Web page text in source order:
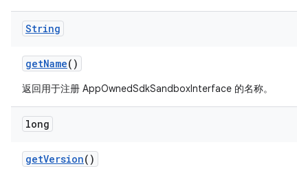
String
getName()
返回用于注册 AppOwnedSdkSandboxInterface 的名称。
long
getVersion()